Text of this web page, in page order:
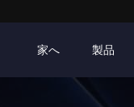
家へ 製品